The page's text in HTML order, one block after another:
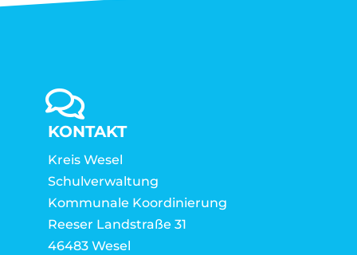
KONTAKT
Kreis Wesel
Schulverwaltung
Kommunale Koordinierung
Reeser Landstraße 31
46483 Wesel